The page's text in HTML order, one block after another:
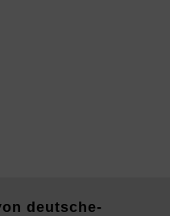
deutsche-